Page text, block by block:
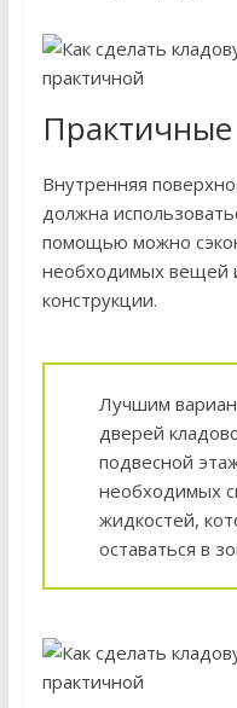
Внутренняя
должна
помощью можно
необходимых вещей
конструкции.
Лучшим
дверей
подвесной
необходимых
жидкостей,
оставаться в